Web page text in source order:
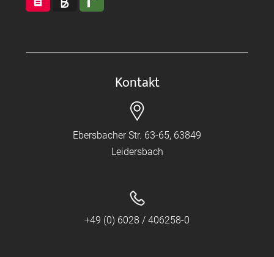
Kontakt
Ebersbacher Str. 63-65, 63849
Leidersbach
+49 (0) 6028 / 406258-0